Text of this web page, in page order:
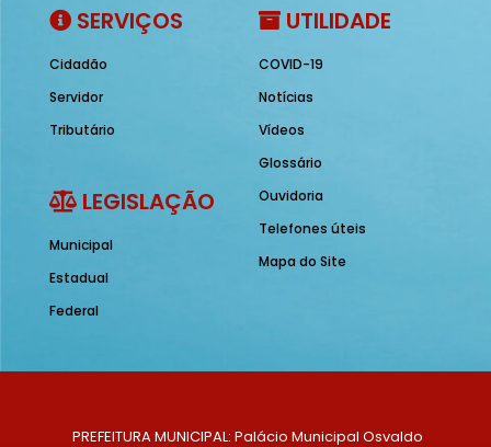
SERVIÇOS
Cidadão
Servidor
Tributário
LEGISLAÇÃO
Municipal
Estadual
Federal
UTILIDADE
COVID-19
Notícias
Vídeos
Glossário
Ouvidoria
Telefones úteis
Mapa do Site
PREFEITURA MUNICIPAL: Palácio Municipal Osvaldo